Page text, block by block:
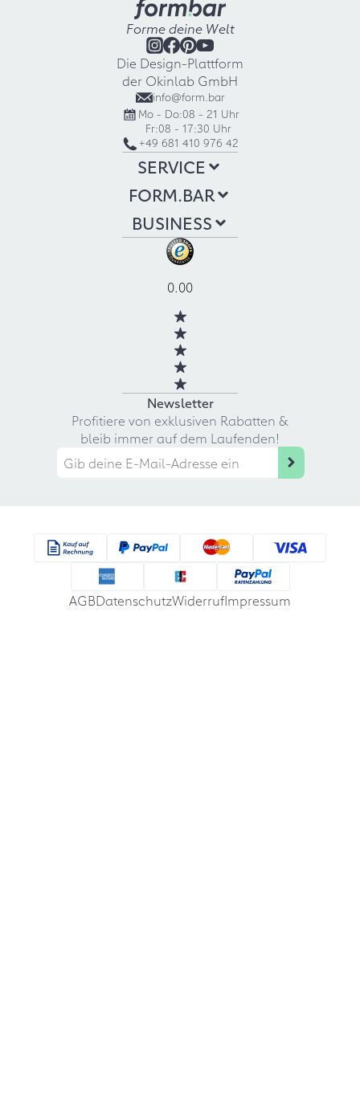
Forme deine Welt
Die Design-Plattform
der Okinlab GmbH
info@form.bar
Mo - Do:08 - 21 Uhr
Fr:08 - 17:30 Uhr
+49 681 410 976 42
SERVICE
FORM.BAR
BUSINESS
0.00
Newsletter
Profitiere von exklusiven Rabatten &
bleib immer auf dem Laufenden!
AGBDatenschutzWiderrufImpressum